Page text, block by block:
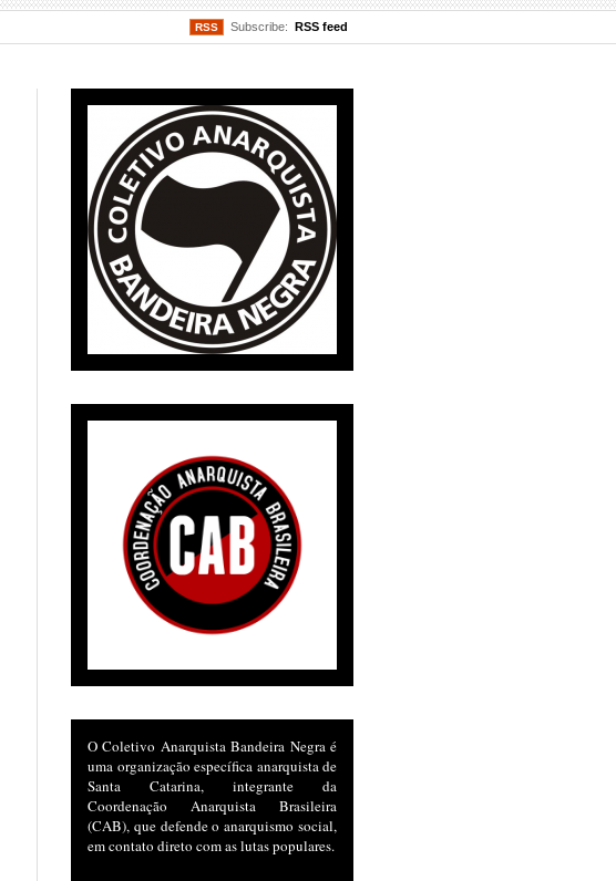
RSS Subscribe: RSS feed
O Coletivo Anarquista Bandeira Negra é
uma organização específica anarquista de
Santa Catarina, integrante da
Coordenação Anarquista Brasileira
(CAB), que defende o anarquismo social,
em contato direto com as lutas populares.